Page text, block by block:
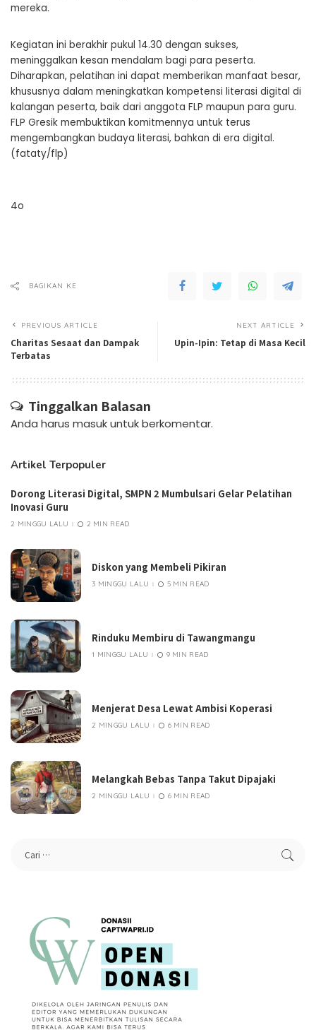
mereka.
Kegiatan ini berakhir pukul 14.30 dengan sukses,
meninggalkan kesan mendalam bagi para peserta.
Diharapkan, pelatihan ini dapat memberikan manfaat besar,
khususnya dalam meningkatkan kompetensi literasi digital di
kalangan peserta, baik dari anggota FLP maupun para guru.
FLP Gresik membuktikan komitmennya untuk terus
mengembangkan budaya literasi, bahkan di era digital.
(fataty/flp)
4o
BAGIKAN KE
PREVIOUS ARTICLE
Charitas Sesaat dan Dampak
Terbatas
NEXT ARTICLE
Upin-Ipin: Tetap di Masa Kecil
Tinggalkan Balasan
Anda harus masukuntuk berkomentar.
Artikel Terpopuler
Dorong Literasi Digital, SMPN 2 Mumbulsari Gelar Pelatihan
Inovasi Guru
2 MINGGU LALU 2 MIN READ
Diskon yang Membeli Pikiran
3 MINGGU LALU 5 MIN READ
Rinduku Membiru di Tawangmangu
1 MINGGU LALU 9 MIN READ
Menjerat Desa Lewat Ambisi Koperasi
2 MINGGU LALU 6 MIN READ
Melangkah Bebas Tanpa Takut Dipajaki
2 MINGGU LALU 6 MIN READ